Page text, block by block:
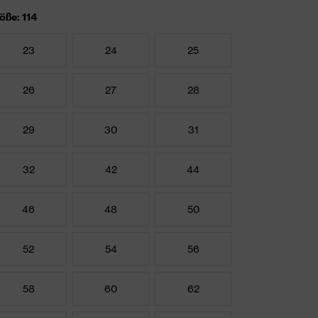
114
23 24 25
26 27 28
29 30 31
32 42 44
46 48 50
52 54 56
58 60 62